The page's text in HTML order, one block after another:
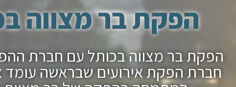
הפקת בר מצווה
חברת הפקת אירועים שבראשה עומד